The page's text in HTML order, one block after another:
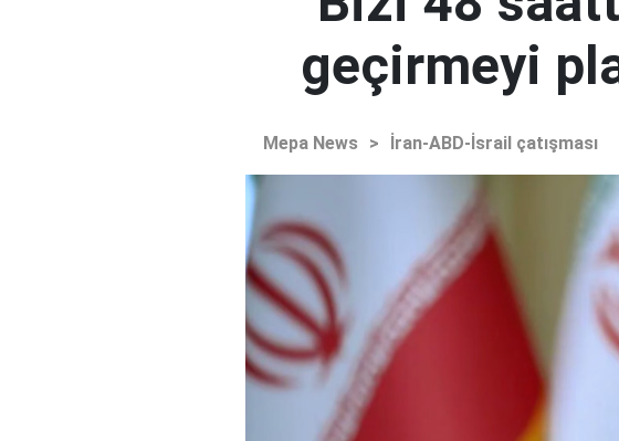
geçirmeyi
Mepa News > İran-ABD-İsrail çatışması